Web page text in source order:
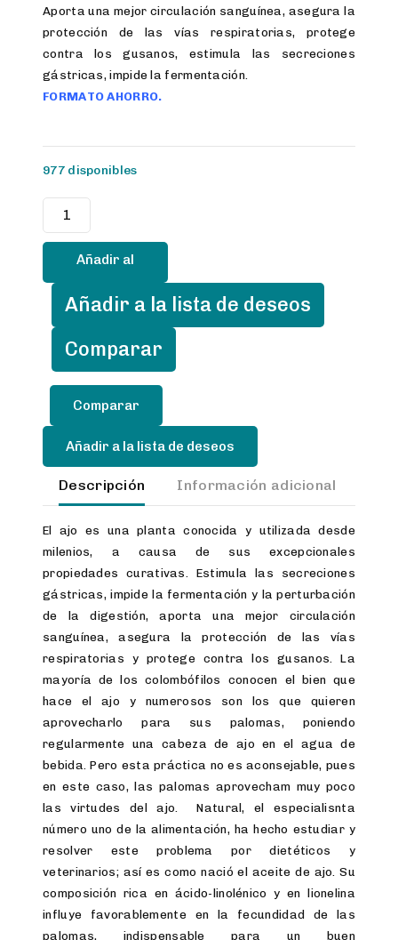
Aporta una mejor circulación sanguínea, asegura la
protección de las vías respiratorias, protege
contra los gusanos, estimula las secreciones
gástricas, impide la fermentación.
FORMATO AHORRO.
977 disponibles
Aceite
de
ajo
cantidad
Añadir al
carrito
Añadir a la lista de deseos
Comparar
Añadir a la lista de deseos
Descripción Información adicional
El ajo es una planta conocida y utilizada desde
milenios, a causa de sus excepcionales
propiedades curativas. Estimula las secreciones
gástricas, impide la fermentación y la perturbación
de la digestión, aporta una mejor circulación
sanguínea, asegura la protección de las vías
respiratorias y protege contra los gusanos. La
mayoría de los colombófilos conocen el bien que
hace el ajo y numerosos son los que quieren
aprovecharlo para sus palomas, poniendo
regularmente una cabeza de ajo en el agua de
bebida. Pero esta práctica no es aconsejable, pues
en este caso, las palomas aprovecham muy poco
las virtudes del ajo. Natural, el especialisnta
número uno de la alimentación, ha hecho estudiar y
resolver este problema por dietéticos y
veterinarios; así es como nació el aceite de ajo. Su
composición rica en ácido-linolénico y en lionelina
influye favorablemente en la fecundidad de las
palomas, indispensable para un buen